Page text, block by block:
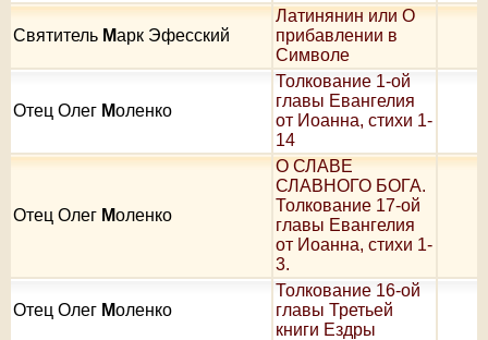
Святитель Марк Эфесский
Латинянин или О
прибавлении в
Символе
Отец Олег Моленко
Толкование 1-ой
главы Евангелия
от Иоанна, стихи 1-
14
Отец Олег Моленко
О СЛАВЕ
СЛАВНОГО БОГА.
Толкование 17-ой
главы Евангелия
от Иоанна, стихи 1-
3.
Отец Олег Моленко
Толкование 16-ой
главы Третьей
книги Ездры